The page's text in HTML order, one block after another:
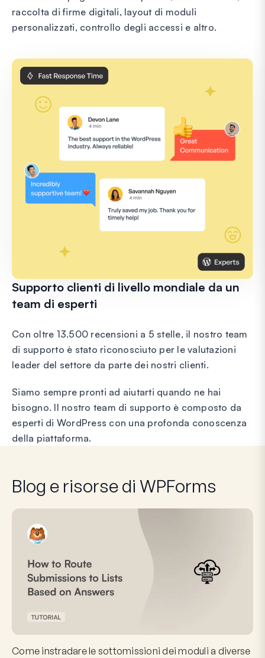
raccolta di firme digitali, layout di moduli
personalizzati, controllo degli accessi e altro.
Supporto clienti di livello mondiale da un
team di esperti
Con oltre 13.500 recensioni a 5 stelle, il nostro team
di supporto è stato riconosciuto per le valutazioni
leader del settore da parte dei nostri clienti.
Siamo sempre pronti ad aiutarti quando ne hai
bisogno. Il nostro team di supporto è composto da
esperti di WordPress con una profonda conoscenza
della piattaforma.
Blog e risorse di WPForms
Come instradare le sottomissioni dei moduli a diverse